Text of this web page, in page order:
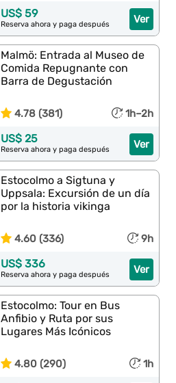
Ver
US$ 59
Reserva ahora y paga después
Malmö: Entrada al Museo de
Comida Repugnante con
Barra de Degustación
4.78 (381) 1h–2h
Ver
US$ 25
Reserva ahora y paga después
Estocolmo a Sigtuna y
Uppsala: Excursión de un día
por la historia vikinga
4.60 (336) 9h
Ver
US$ 336
Reserva ahora y paga después
Estocolmo: Tour en Bus
Anfibio y Ruta por sus
Lugares Más Icónicos
4.80 (290) 1h